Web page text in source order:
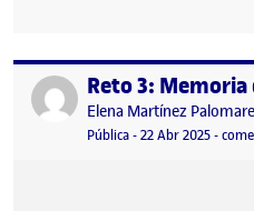
Publicado porReto 3: Memoria
Publicado por
Elena Martínez
Visibilidad:
Pública-Fecha de
22 Abr 202522
-